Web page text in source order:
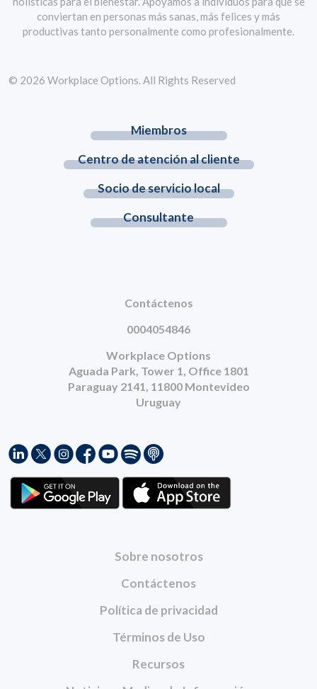
conviertan en personas más sanas, más felices y más
productivas tanto personalmente como profesionalmente.
Sobre nosotros
Contáctenos
Política de privacidad
Términos de Uso
Recursos
Miembros
Centro de atención al cliente
Socio de servicio local
Consultante
Contáctenos
0004054846
Workplace Options
Aguada Park, Tower 1, Office 1801
Paraguay 2141, 11800 Montevideo
Uruguay
© 2026 Workplace Options. All Rights Reserved